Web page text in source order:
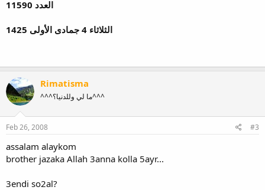
العدد 11590
الثلاثاء 4 جمادى الأولى 1425
Rimatisma
^^^ما لي وللدنيا؟^^^
Feb 26, 2008 #3
assalam alaykom
brother jazaka Allah 3anna kolla 5ayr...
3endi so2al?